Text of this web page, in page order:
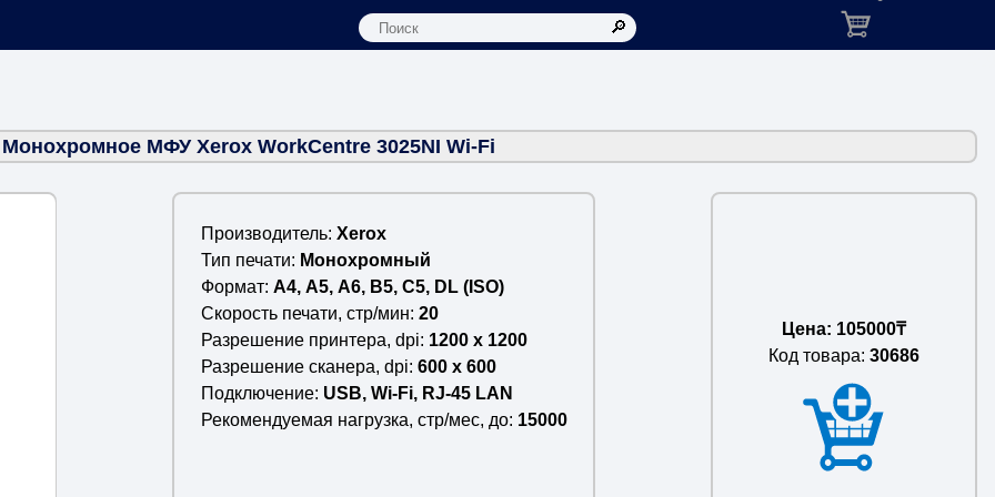
Корзина: товаров в
Монохромное МФУ Xerox WorkCentre 3025NI Wi-Fi
Производитель Xerox
Тип печати
Монохромный
Формат А4, А5, А6, B5, C5, DL (ISO)
Cкорость печати, стр/мин 20
Разрешение принтера, dpi 1200 x 1200
Разрешение сканера, dpi 600 x 600
Подключение USB, Wi-Fi, RJ-45 LAN
Рекомендуемая нагрузка, стр/мес, до 15000
Цена: 105000₸
Код товара: 30686